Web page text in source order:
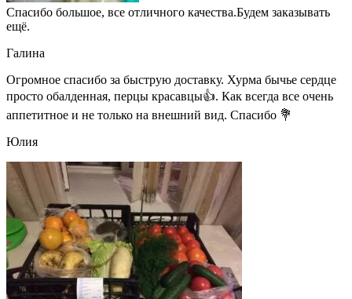
Спасибо большое, все отличного качества.Будем заказывать
ещё.
Галина
Огромное спасибо за быструю доставку. Хурма бычье сердце
просто обалденная, перцы красавцы👍. Как всегда все очень
аппетитное и не только на внешний вид. Спасибо 💐
Юлия